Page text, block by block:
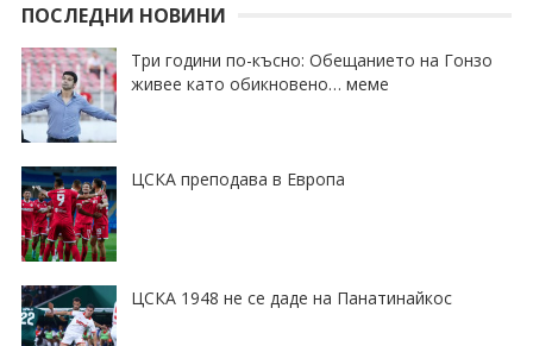
ПОСЛЕДНИ НОВИНИ
Три години по-късно: Обещанието на Гонзо
живее като обикновено… меме
ЦСКА преподава в Европа
ЦСКА 1948 не се даде на Панатинайкос